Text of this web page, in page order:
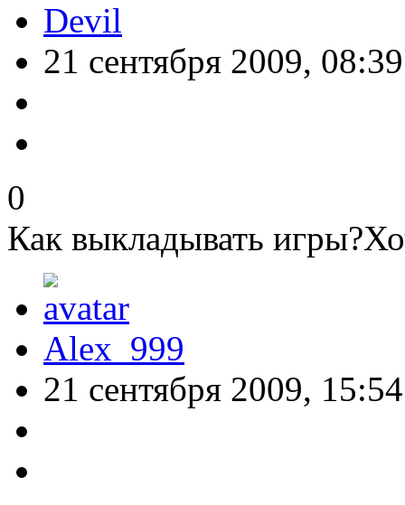
Devil
21 сентября 2009, 08:39
0
Как выкладывать
Alex_999
21 сентября 2009, 15:54